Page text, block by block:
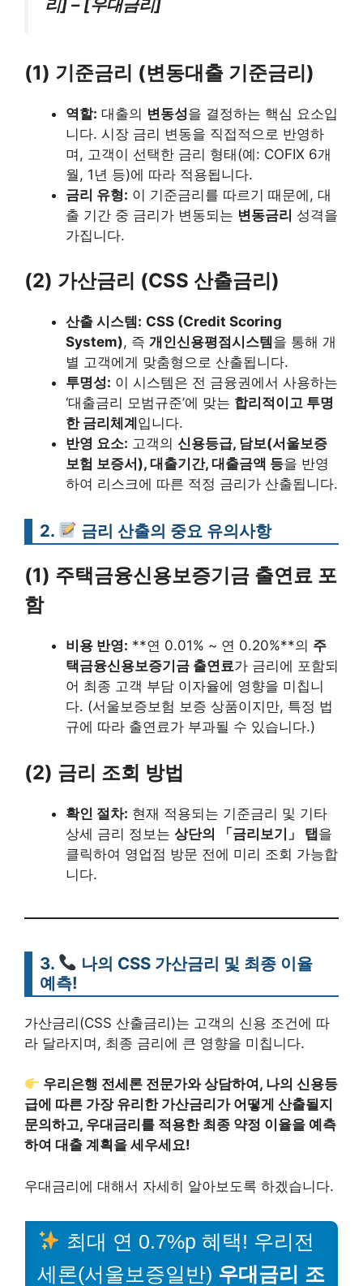
리] – [우대금리]
(1) 기준금리 (변동대출 기준금리)
역할: 대출의 변동성을 결정하는 핵심 요소입
니다. 시장 금리 변동을 직접적으로 반영하
며, 고객이 선택한 금리 형태(예: COFIX 6개
월, 1년 등)에 따라 적용됩니다.
금리 유형: 이 기준금리를 따르기 때문에, 대
출 기간 중 금리가 변동되는 변동금리 성격을
가집니다.
(2) 가산금리 (CSS 산출금리)
산출 시스템: CSS (Credit Scoring
System), 즉 개인신용평점시스템 을 통해 개
별 고객에게 맞춤형으로 산출됩니다.
투명성: 이 시스템은 전 금융권에서 사용하는
‘대출금리 모범규준’에 맞는 합리적이고 투명
한 금리체계 입니다.
반영 요소: 고객의 신용등급, 담보(서울보증
보험 보증서), 대출기간, 대출금액 등을 반영
하여 리스크에 따른 적정 금리가 산출됩니다.
2. 금리 산출의 중요 유의사항
(1) 주택금융신용보증기금 출연료 포
함
비용 반영: **연 0.01% ~ 연 0.20%**의 주
택금융신용보증기금 출연료가 금리에 포함되
어 최종 고객 부담 이자율에 영향을 미칩니
다. (서울보증보험 보증 상품이지만, 특정 법
규에 따라 출연료가 부과될 수 있습니다.)
(2) 금리 조회 방법
확인 절차: 현재 적용되는 기준금리 및 기타
상세 금리 정보는 상단의 「금리보기」 탭을
클릭하여 영업점 방문 전에 미리 조회 가능합
니다.
3.
나의 CSS 가산금리 및 최종 이율
예측!
가산금리(CSS 산출금리)는 고객의 신용 조건에 따
라 달라지며, 최종 금리에 큰 영향을 미칩니다.
우리은행 전세론 전문가와 상담하여, 나의 신용등
급에 따른 가장 유리한 가산금리가 어떻게 산출될지
문의하고, 우대금리를 적용한 최종 약정 이율을 예측
하여 대출 계획을 세우세요!
우대금리에 대해서 자세히 알아보도록 하겠습니다.
최대 연 0.7%p 혜택! 우리전
세론(서울보증일반) 우대금리 조